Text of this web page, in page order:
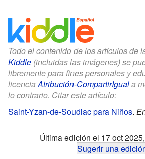
Todo el contenido de los artículos de
Kiddle (incluidas las imágenes) se
libremente para fines personales y
licenciaAtribución-CompartirIguala
lo contrario. Citar este artículo:
Saint-Yzan-de-Soudiac para Niños.
Última edición el 17 oct
Sugerir una